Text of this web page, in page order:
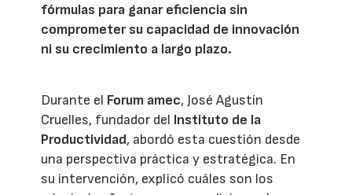
fórmulas para ganar eficiencia sin
comprometer su capacidad de innovación
ni su crecimiento a largo plazo.
Durante el Forum amec, José Agustín
Cruelles, fundador del Instituto de la
Productividad, abordó esta cuestión desde
una perspectiva práctica y estratégica. En
su intervención, explicó cuáles son los